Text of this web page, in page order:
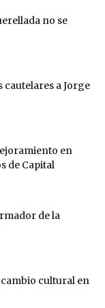
no se
cautelares a Jorge
en
de Capital
de la
cultural en